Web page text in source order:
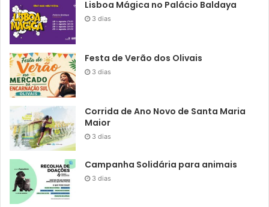
Lisboa Mágica no Palácio Baldaya
3 dias
Festa de Verão dos Olivais
3 dias
Corrida de Ano Novo de Santa Maria
Maior
3 dias
Campanha Solidária para animais
3 dias